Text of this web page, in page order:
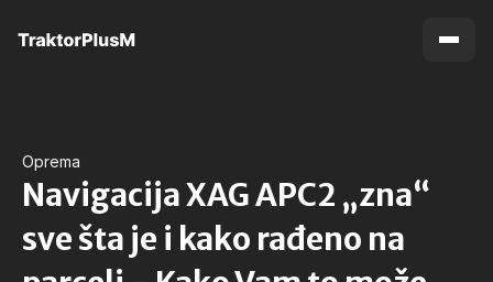
Oprema
Navigacija XAG APC2 „zna“
sve šta je i kako rađeno na